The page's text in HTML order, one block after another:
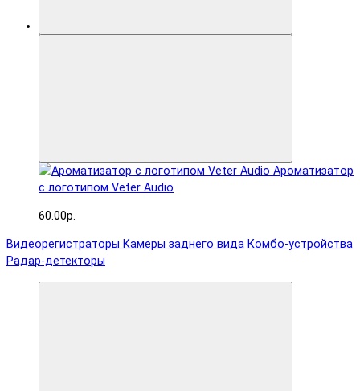
Ароматизатор
с логотипом Veter Audio
60.00р.
Видеорегистраторы Камеры заднего вида Комбо-устройства
Радар-детекторы